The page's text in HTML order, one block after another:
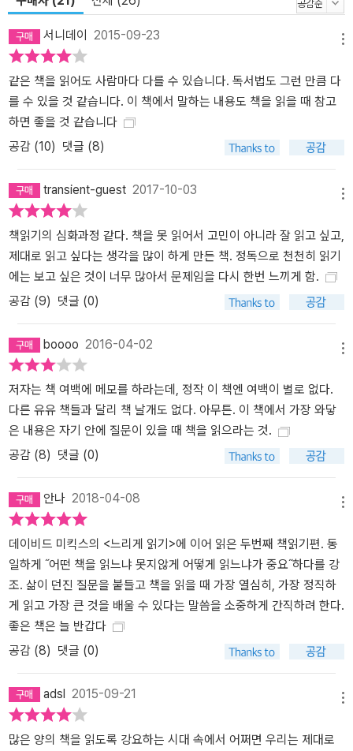
저렴하게 책정했다. 이 시리즈의 첫 책은 단련된 독서가 김이경 선생
의 『책 먹는 법』이다. 책은 원천 콘텐츠로서 다양한 문화가 꽃피고 발
달하는 데 기본이 되는 매체이다. 이러한 책을 제대로 읽는 법을 망라
하여 구체적인 사례와 함께 제시하고 있어 여러 독자가 이 책을 읽고
스스로 적용할 수 있는 좋은 독서법을 배울 수 있을 것으로 기대한다.
앞으로 이 시리즈에 많은 관심과 애정을 바란다.
서니데이 2015-09-23
같은 책을 읽어도 사람마다 다를 수 있습니다. 독서법도 그런 만큼 다
를 수 있을 것 같습니다. 이 책에서 말하는 내용도 책을 읽을 때 참고
하면 좋을 것 같습니다
공감 (10) 댓글 (8)
transient-guest 2017-10-03
책읽기의 심화과정 같다. 책을 못 읽어서 고민이 아니라 잘 읽고 싶고,
제대로 읽고 싶다는 생각을 많이 하게 만든 책. 정독으로 천천히 읽기
에는 보고 싶은 것이 너무 많아서 문제임을 다시 한번 느끼게 함.
공감 (9) 댓글 (0)
boooo 2016-04-02
저자는 책 여백에 메모를 하라는데, 정작 이 책엔 여백이 별로 없다.
다른 유유 책들과 달리 책 날개도 없다. 아무튼. 이 책에서 가장 와닿
은 내용은 자기 안에 질문이 있을 때 책을 읽으라는 것.
공감 (8) 댓글 (0)
안나 2018-04-08
데이비드 미킥스의 <느리게 읽기>에 이어 읽은 두번째 책읽기편. 동
일하게 ˝어떤 책을 읽느냐 못지않게 어떻게 읽느냐가 중요˝하다를 강
조. 삶이 던진 질문을 붙들고 책을 읽을 때 가장 열심히, 가장 정직하
게 읽고 가장 큰 것을 배울 수 있다는 말씀을 소중하게 간직하려 한다.
좋은 책은 늘 반갑다
공감 (8) 댓글 (0)
adsl 2015-09-21
많은 양의 책을 읽도록 강요하는 시대 속에서 어쩌면 우리는 제대로